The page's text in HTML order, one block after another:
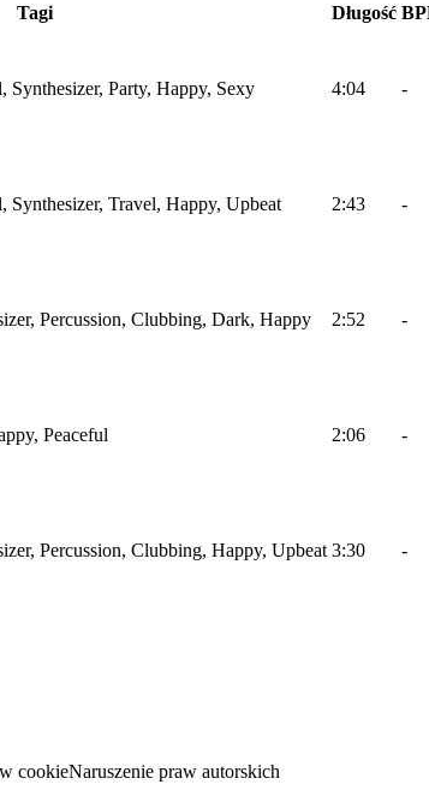
Tagi Długość
Synthesizer, Party, Happy, Sexy 4:04 -
Synthesizer, Travel, Happy, Upbeat 2:43 -
Percussion, Clubbing, Dark, Happy 2:52 -
Peaceful 2:06 -
Percussion, Clubbing, Happy, Upbeat 3:30 -
cookieNaruszenie praw autorskich